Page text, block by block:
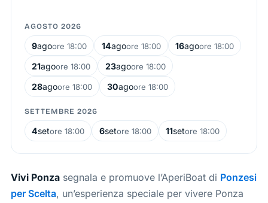
AGOSTO 2026
9agoore 18:00 14agoore 18:00 16agoore 18:00
21agoore 18:00 23agoore 18:00
28agoore 18:00 30agoore 18:00
SETTEMBRE 2026
4setore 18:00 6setore 18:00 11setore 18:00
Vivi Ponzasegnala e promuove l’AperiBoat di Ponzesi
per Scelta, un’esperienza speciale per vivere Ponza